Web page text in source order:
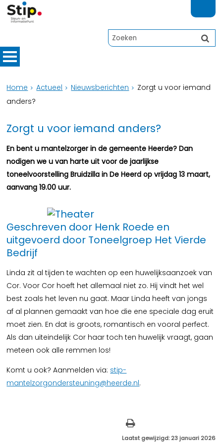
Home Actueel Nieuwsberichten
Zorgt u voor iemand
anders?
Zorgt u voor iemand anders?
En bent u mantelzorger in de gemeente Heerde? Dan
nodigen we u van harte uit voor de jaarlijkse
toneelvoorstelling Bruidzilla in De Heerd op vrijdag 13 maart,
aanvang 19.00 uur.
Geschreven door Henk Roede en
uitgevoerd door Toneelgroep Het Vierde
Bedrijf
Linda zit al tijden te wachten op een huwelijksaanzoek van
Cor. Voor Cor hoeft het allemaal niet zo. Hij vindt het wel
best zoals het leven nu gaat. Maar Linda heeft van jongs
af al plannen gemaakt van hoe die ene speciale dag eruit
moet zien. En dat is groots, romantisch en vooral perfect.
Als dan uiteindelijk Cor haar toch ten huwelijk vraagt, gaan
meteen ook alle remmen los!
Komt u ook? Aanmelden via: stip-
mantelzorgondersteuning@heerde.nl.
Laatst gewijzigd: 23 januari 2026